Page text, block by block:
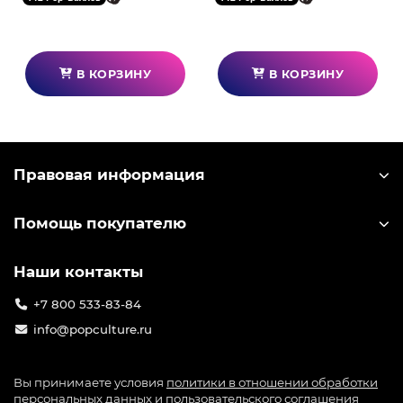
Скрытого Листа.
В КОРЗИНУ В КОРЗИНУ
Правовая информация
Помощь покупателю
Наши контакты
+7 800 533-83-84
info@popculture.ru
Вы принимаете условия политики в отношении обработки
персональных данных и пользовательского соглашения